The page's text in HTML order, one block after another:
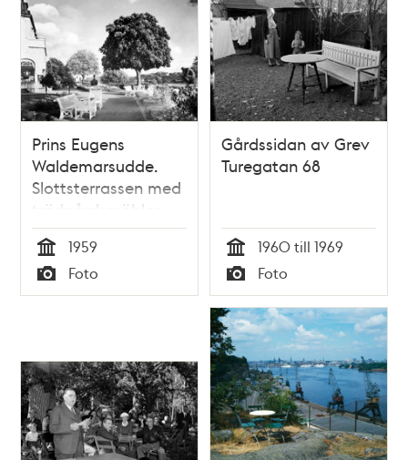
Prins Eugens
Waldemarsudde.
Slottsterrassen med
trädgårdsmöbler.
Tid
1959
Typ
Foto
Gårdssidan av Grev
Turegatan 68
Tid
1960 till 1969
Typ
Foto